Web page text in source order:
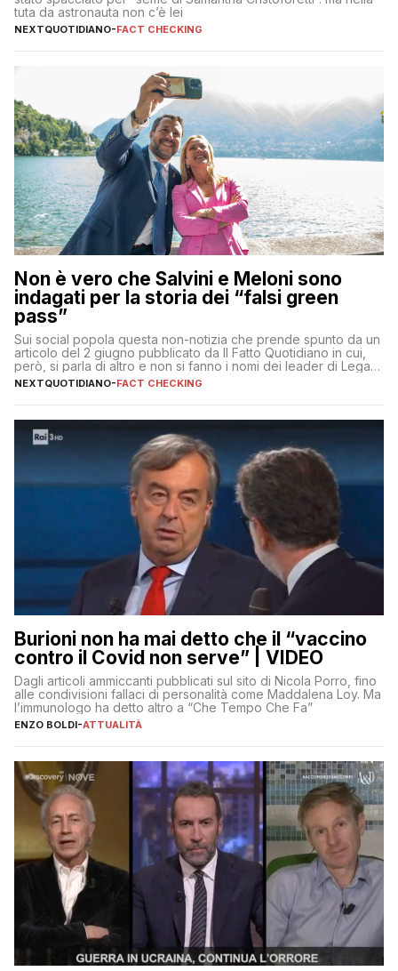
tuta da astronauta non c’è lei
NEXTQUOTIDIANO-FACT CHECKING
Non è vero che Salvini e Meloni sono
indagati per la storia dei “falsi green
pass”
Sui social popola questa non-notizia che prende spunto da un
articolo del 2 giugno pubblicato da Il Fatto Quotidiano in cui,
però, si parla di altro e non si fanno i nomi dei leader di Lega e
Fratelli d’Italia
NEXTQUOTIDIANO-FACT CHECKING
Burioni non ha mai detto che il “vaccino
contro il Covid non serve” | VIDEO
Dagli articoli ammiccanti pubblicati sul sito di Nicola Porro, fino
alle condivisioni fallaci di personalità come Maddalena Loy. Ma
l’immunologo ha detto altro a “Che Tempo Che Fa”
ENZO BOLDI-ATTUALITÀ